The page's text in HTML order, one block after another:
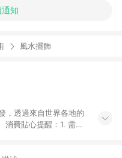
知
風水擺飾
，透過來自世界各地的
消費貼心提醒：1. 需透